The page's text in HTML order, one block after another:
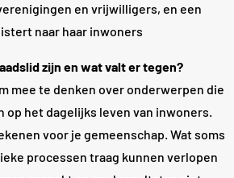
en vrijwilligers, en een
naar haar inwoners
zijn en wat valt er tegen?
mee te denken over onderwerpen die
op het dagelijks leven van inwoners.
voor je gemeenschap. Wat soms
processen traag kunnen verlopen